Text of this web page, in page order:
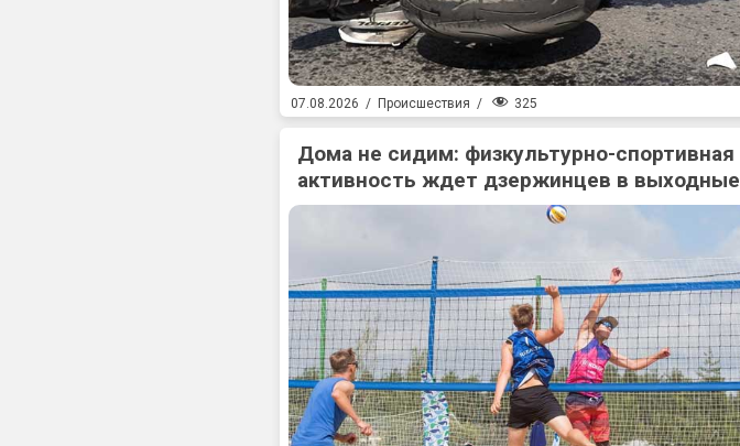
07.08.2026 / Происшествия / 325
Дома не сидим: физкультурно-спортивная
активность ждет дзержинцев в выходные